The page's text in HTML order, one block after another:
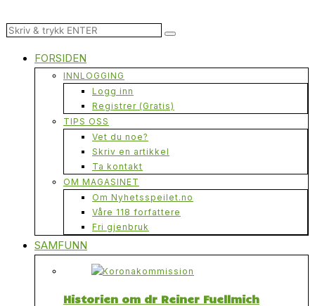
FORSIDEN
INNLOGGING
Logg inn
Registrer (Gratis)
TIPS OSS
Vet du noe?
Skriv en artikkel
Ta kontakt
OM MAGASINET
Om Nyhetsspeilet.no
Våre 118 forfattere
Fri gjenbruk
SAMFUNN
Historien om dr Reiner Fuellmich